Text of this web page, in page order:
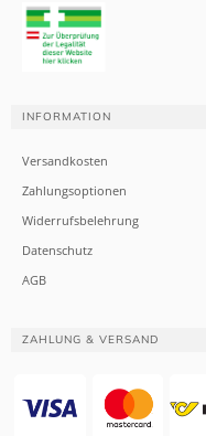
INFORMATION
Versandkosten
Zahlungsoptionen
Widerrufsbelehrung
Datenschutz
AGB
ZAHLUNG & VERSAND